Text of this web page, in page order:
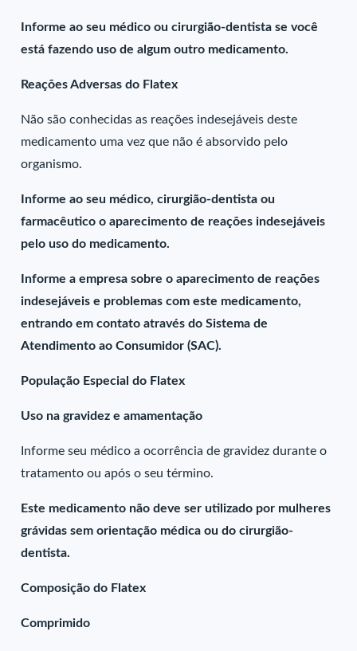
Informe ao seu médico ou cirurgião-dentista se você
está fazendo uso de algum outro medicamento.
Reações Adversas do Flatex
Não são conhecidas as reações indesejáveis deste
medicamento uma vez que não é absorvido pelo
organismo.
Informe ao seu médico, cirurgião-dentista ou
farmacêutico o aparecimento de reações indesejáveis
pelo uso do medicamento.
Informe a empresa sobre o aparecimento de reações
indesejáveis e problemas com este medicamento,
entrando em contato através do Sistema de
Atendimento ao Consumidor (SAC).
População Especial do Flatex
Uso na gravidez e amamentação
Informe seu médico a ocorrência de gravidez durante o
tratamento ou após o seu término.
Este medicamento não deve ser utilizado por mulheres
grávidas sem orientação médica ou do cirurgião-
dentista.
Composição do Flatex
Comprimido